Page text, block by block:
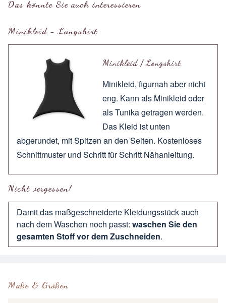
Das könnte Sie auch interessieren
Minikleid - Longshirt
Minikleid / Longshirt
Minikleid, figurnah aber nicht
eng. Kann als Minikleid oder
als Tunika getragen werden.
Das Kleid ist unten
abgerundet, mit Spitzen an den Seiten. Kostenloses
Schnittmuster und Schritt für Schritt Nähanleitung.
Nicht vergessen!
Damit das maßgeschneiderte Kleidungsstück auch
nach dem Waschen noch passt: waschen Sie den
gesamten Stoff vor dem Zuschneiden.
Maße & Größen